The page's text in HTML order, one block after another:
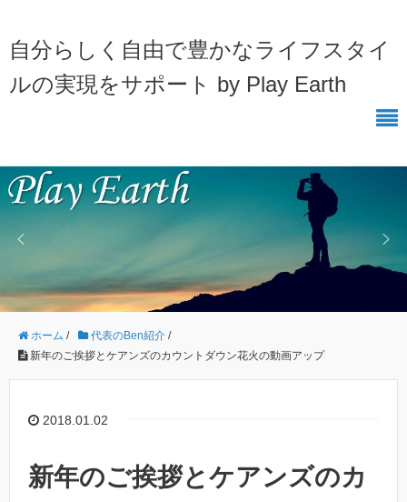
自分らしく自由で豊かなライフスタイ
ルの実現をサポート by Play Earth
ホーム / 代表のBen紹介 /
新年のご挨拶とケアンズのカウントダウン花火の動画アップ
2018.01.02
新年のご挨拶とケアンズのカ